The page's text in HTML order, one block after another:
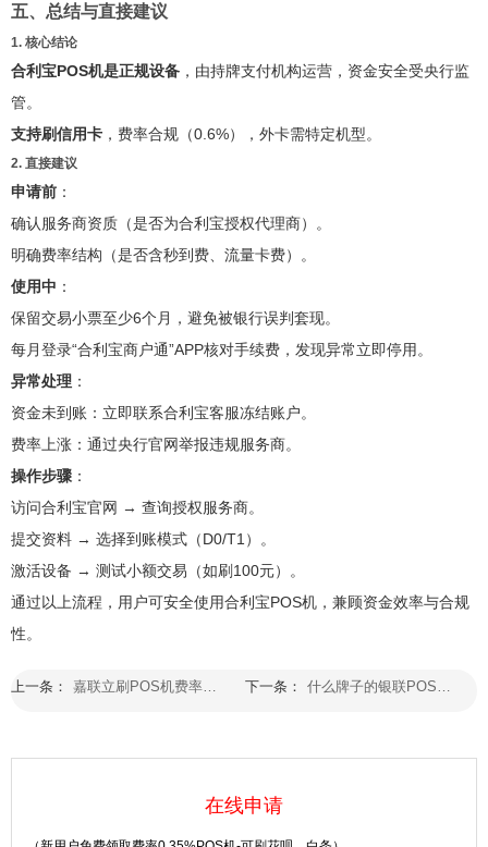
五、总结与直接建议
1. 核心结论
合利宝POS机是正规设备 ，由持牌支付机构运营，资金安全受央行监
管。
支持刷信用卡 ，费率合规（0.6%），外卡需特定机型。
2. 直接建议
申请前 ：
确认服务商资质（是否为合利宝授权代理商）。
明确费率结构（是否含秒到费、流量卡费）。
使用中 ：
保留交易小票至少6个月，避免被银行误判套现。
每月登录“合利宝商户通”APP核对手续费，发现异常立即停用。
异常处理 ：
资金未到账：立即联系合利宝客服冻结账户。
费率上涨：通过央行官网举报违规服务商。
操作步骤 ：
访问合利宝官网 → 查询授权服务商。
提交资料 → 选择到账模式（D0/T1）。
激活设备 → 测试小额交易（如刷100元）。
通过以上流程，用户可安全使用合利宝POS机，兼顾资金效率与合规
性。
上一条： 嘉联立刷POS机费率是多少？刷卡费率0.55%是真的吗？ 下一条： 什么牌子的银联POS机比较适合个人使用？个人POS机办理品牌推荐
在线申请